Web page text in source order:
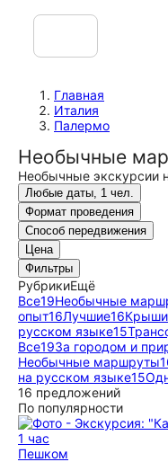
Главная
Италия
Палермо
Необычные
Необычные экскурсии
Любые даты, 1 чел.
Формат проведения
Способ передвижения
Цена
Фильтры
РубрикиЕщё
Все19Необычные
опыт16Лучшие16
русском языке15
Все19За городом и
Необычные маршруты
на русском языке15
16 предложений
По популярности
1 час
Пешком